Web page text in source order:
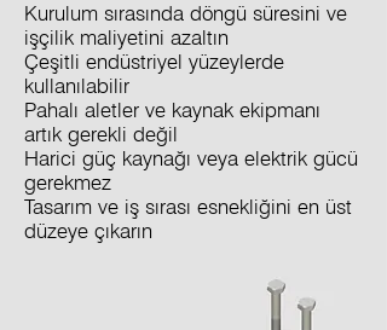
Kurulum sırasında döngü süresini ve
işçilik maliyetini azaltın
Çeşitli endüstriyel yüzeylerde
kullanılabilir
Pahalı aletler ve kaynak ekipmanı
artık gerekli değil
Harici güç kaynağı veya elektrik gücü
gerekmez
Tasarım ve iş sırası esnekliğini en üst
düzeye çıkarın